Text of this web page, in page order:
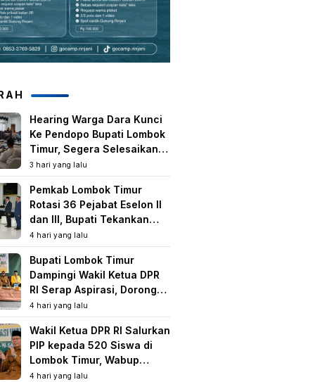
Hearing Warga Dara Kunci
Ke Pendopo Bupati Lombok
Timur, Segera Selesaikan
Konflik Agraria Eks HGU
Tanjung Kenanga
3 hari yang lalu
Pemkab Lombok Timur
Rotasi 36 Pejabat Eselon II
dan III, Bupati Tekankan
Peningkatan Kinerja dan
Pelayanan Publik
4 hari yang lalu
Bupati Lombok Timur
Dampingi Wakil Ketua DPR
RI Serap Aspirasi, Dorong
Program Strategis untuk
Kesejahteraan Masyarakat
4 hari yang lalu
Wakil Ketua DPR RI Salurkan
PIP kepada 520 Siswa di
Lombok Timur, Wabup
Tekankan Pentingnya
4 hari yang lalu